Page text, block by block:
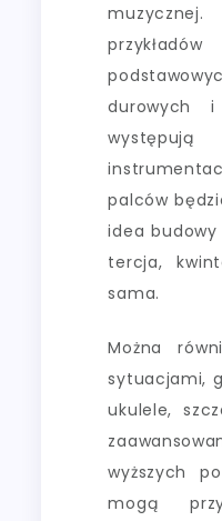
durowych
palców
idea
tercja,
sama.
Można
sytuacjami,
ukulele,
wyższych
mogą